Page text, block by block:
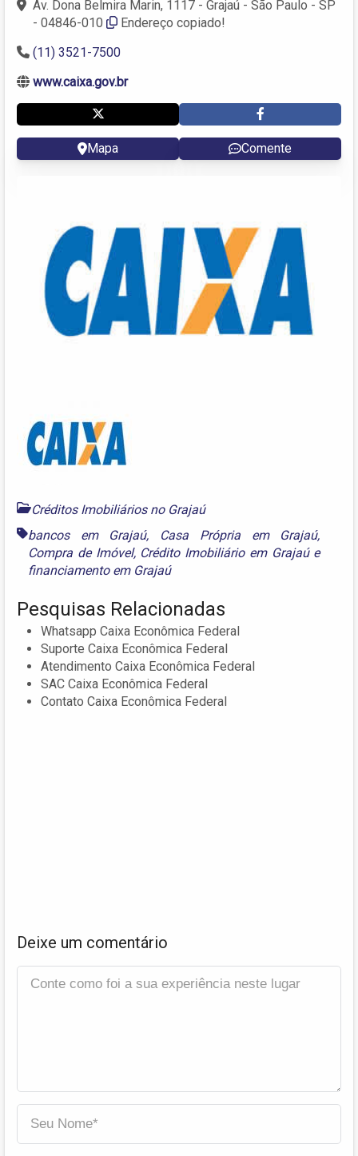
Av. Dona Belmira Marin, 1117 - Grajaú - São Paulo - SP
- 04846-010
Endereço copiado!
(11) 3521-7500
www.caixa.gov.br
Mapa Comente
Créditos Imobiliários no Grajaú
bancos em Grajaú, Casa Própria em Grajaú,
Compra de Imóvel, Crédito Imobiliário em Grajaúe
financiamento em Grajaú
Pesquisas Relacionadas
Whatsapp Caixa Econômica Federal
Suporte Caixa Econômica Federal
Atendimento Caixa Econômica Federal
SAC Caixa Econômica Federal
Contato Caixa Econômica Federal
Deixe um comentário